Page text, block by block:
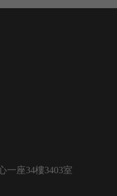
一座34樓3403室